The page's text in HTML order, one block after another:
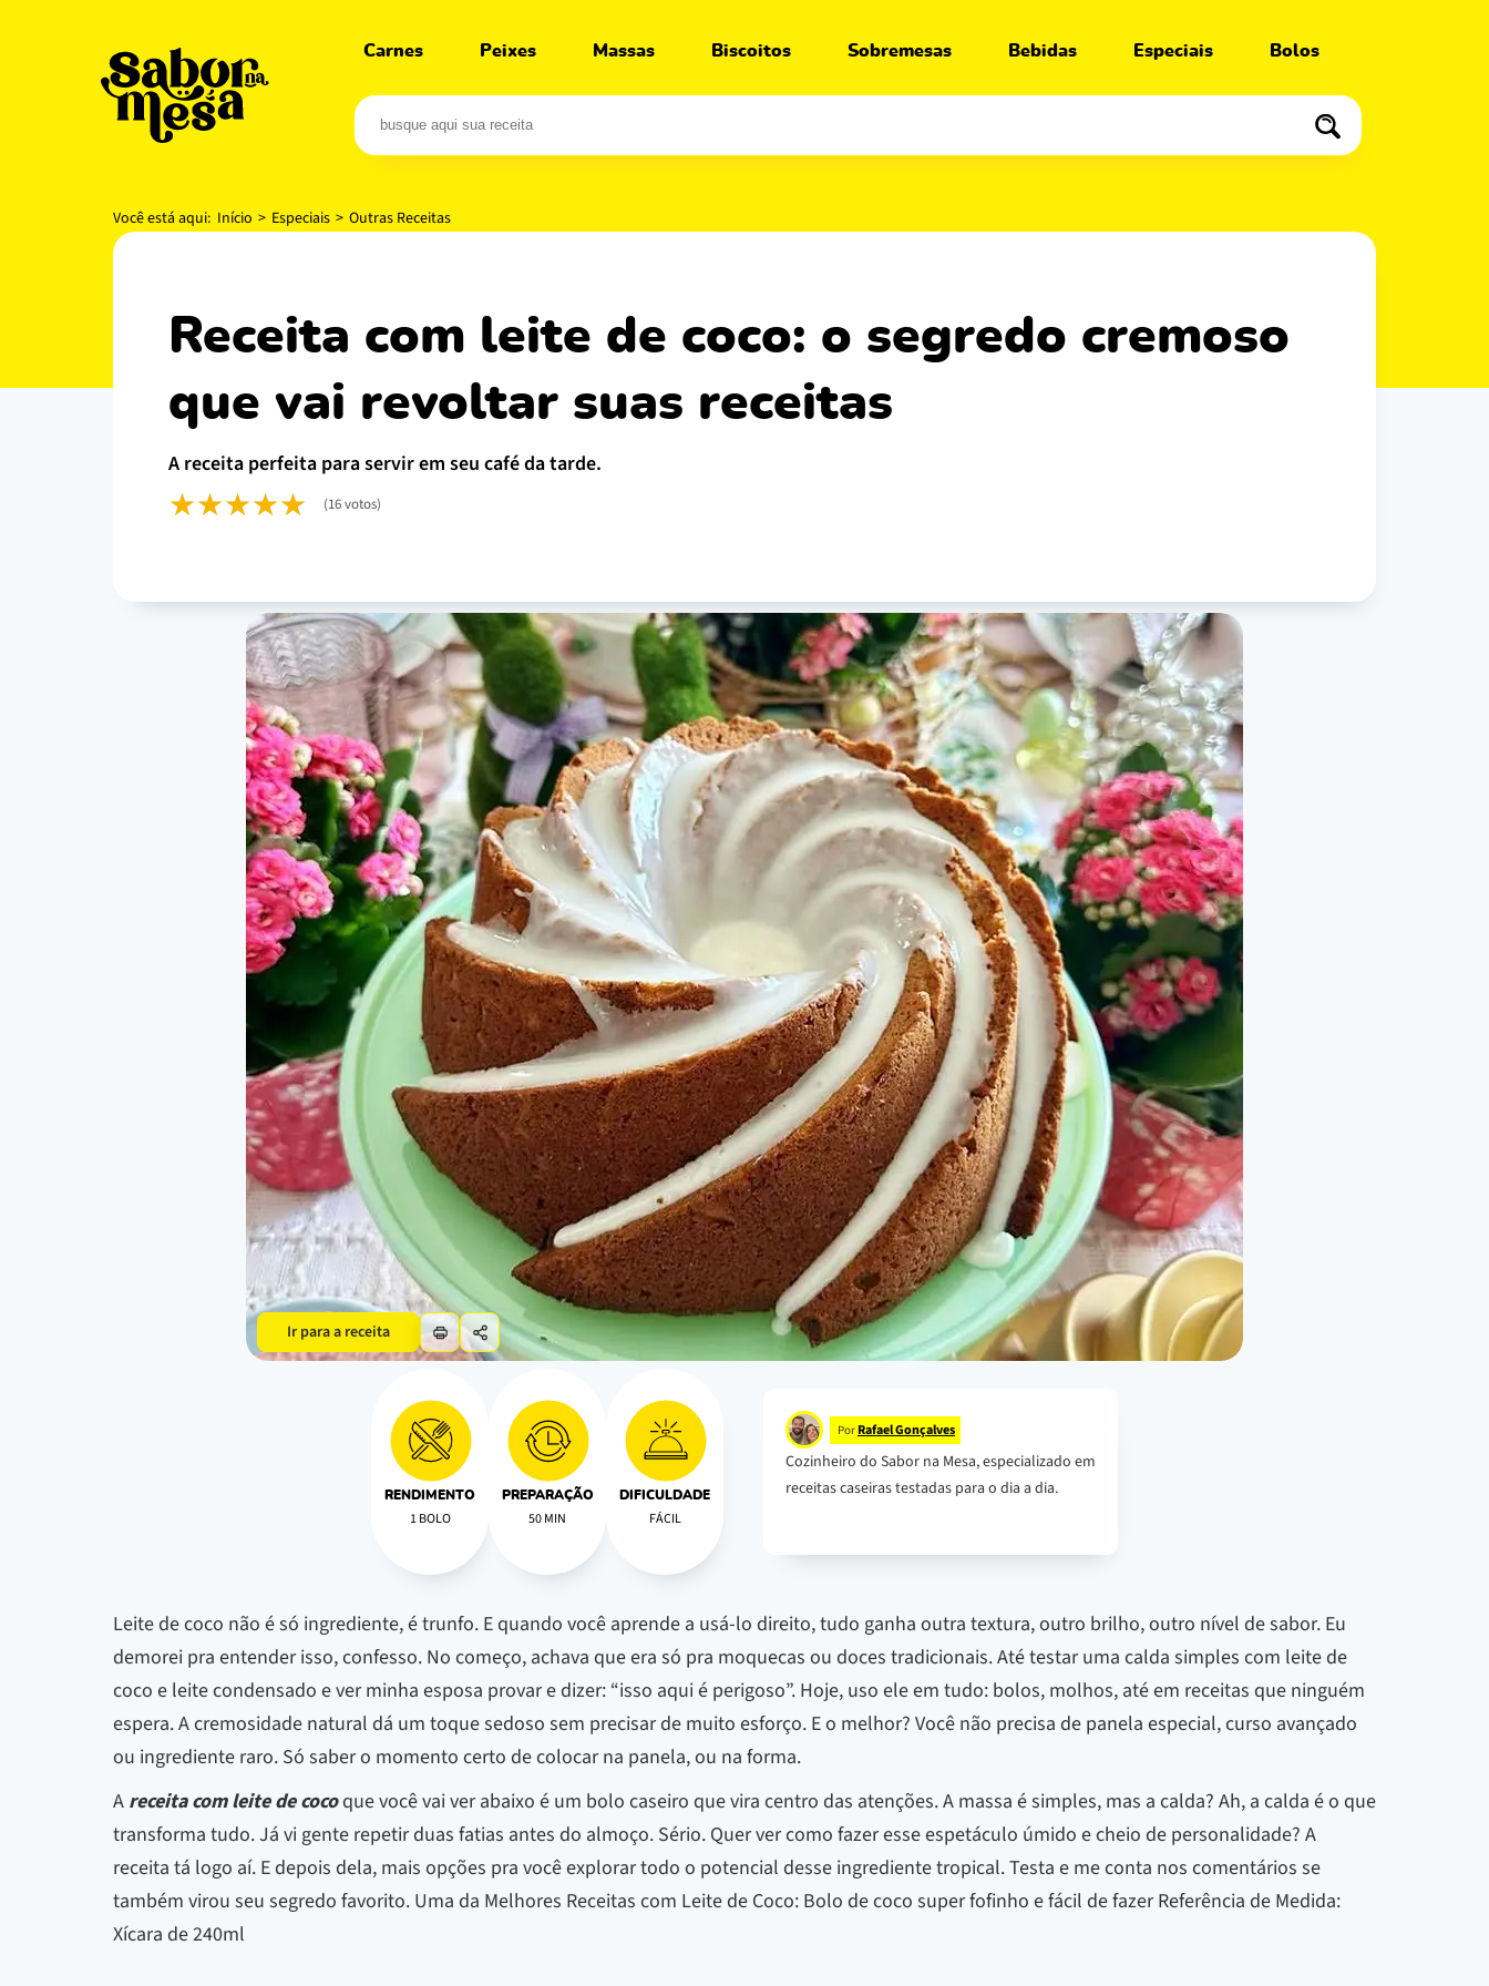
Carnes Peixes Massas Biscoitos Sobremesas Bebidas Especiais Bolos
Você está aqui: Início > Especiais > Outras Receitas
receita com leite de coco: o segredo cremoso
que vai revoltar suas receitas
a receita perfeita para servir em seu café da tarde.
(16 votos)
Ir para a receita
RENDIMENTO
1 BOLO
PREPARAÇÃO
50 MIN
DIFICULDADE
FÁCIL
Por Rafael Gonçalves
Cozinheiro do Sabor na Mesa, especializado em
receitas caseiras testadas para o dia a dia.
Leite de coco não é só ingrediente, é trunfo. E quando você aprende a usá-lo direito, tudo ganha outra textura, outro brilho, outro nível de sabor. Eu
demorei pra entender isso, confesso. No começo, achava que era só pra moquecas ou doces tradicionais. Até testar uma calda simples com leite de
coco e leite condensado e ver minha esposa provar e dizer: “isso aqui é perigoso”. Hoje, uso ele em tudo: bolos, molhos, até em receitas que ninguém
espera. A cremosidade natural dá um toque sedoso sem precisar de muito esforço. E o melhor? Você não precisa de panela especial, curso avançado
ou ingrediente raro. Só saber o momento certo de colocar na panela, ou na forma.
A receita com leite de cocoque você vai ver abaixo é um bolo caseiro que vira centro das atenções. A massa é simples, mas a calda? Ah, a calda é o que
transforma tudo. Já vi gente repetir duas fatias antes do almoço. Sério. Quer ver como fazer esse espetáculo úmido e cheio de personalidade? A
receita tá logo aí. E depois dela, mais opções pra você explorar todo o potencial desse ingrediente tropical. Testa e me conta nos comentários se
também virou seu segredo favorito. Uma da Melhores Receitas com Leite de Coco: Bolo de coco super fofinho e fácil de fazer Referência de Medida:
Xícara de 240ml